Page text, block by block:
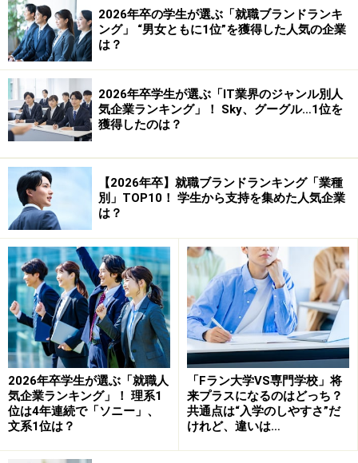
「公務員はクリエイティブさが無い！」
「公務員では成長できない！」
と勝手に決め付けていないだろうか。公務員の良さを見
逃してはいないだろうか。
公立の大学勤務なので、毎日公務員と接している。一
応、両方を見比べた知見なので、少しは参考になると思
う（鵜呑みはしないでね）。伝えたいことは、
「公務員の良さを見逃すな、そして今こそチャンス
だ！」
ということだ。
※次のページで、 公務員の仕事って、結構面白い？こと
を知る！
※記事内容は執筆時点のものです。最新の内容をご確認くださ
2026年卒の学生が選ぶ「就職ブランドランキ
ング」 “男女ともに1位”を獲得した人気の企業
は？
2026年卒学生が選ぶ「IT業界のジャンル別人
気企業ランキング」！ Sky、グーグル…1位を
獲得したのは？
【2026年卒】就職ブランドランキング「業種
別」TOP10！ 学生から支持を集めた人気企業
は？
2026年卒学生が選ぶ「就職人
気企業ランキング」！ 理系1
位は4年連続で「ソニー」、
文系1位は？
「Fラン大学VS専門学校」将
来プラスになるのはどっち？
共通点は“入学のしやすさ”だ
けれど、違いは…